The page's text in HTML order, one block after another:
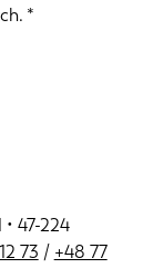
47-224
73 / +48 77